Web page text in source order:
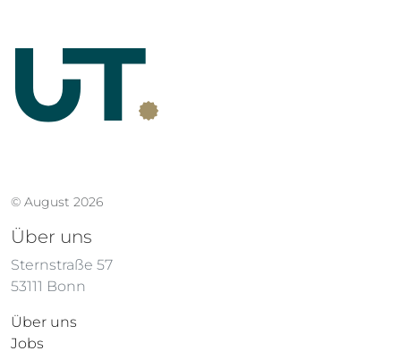
© August 2026
Über uns
Sternstraße 57
53111 Bonn
Über uns
Jobs